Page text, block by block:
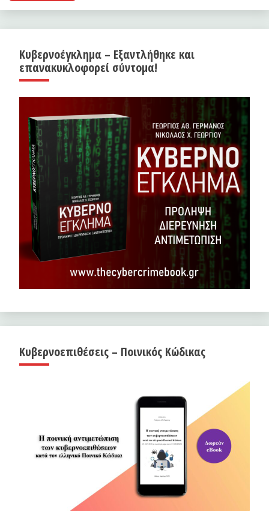
Κυβερνοέγκλημα – Εξαντλήθηκε και
επανακυκλοφορεί σύντομα!
Κυβερνοεπιθέσεις – Ποινικός Κώδικας